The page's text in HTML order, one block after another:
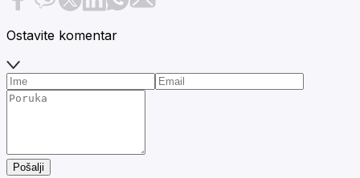
Ostavite komentar
Pošalji